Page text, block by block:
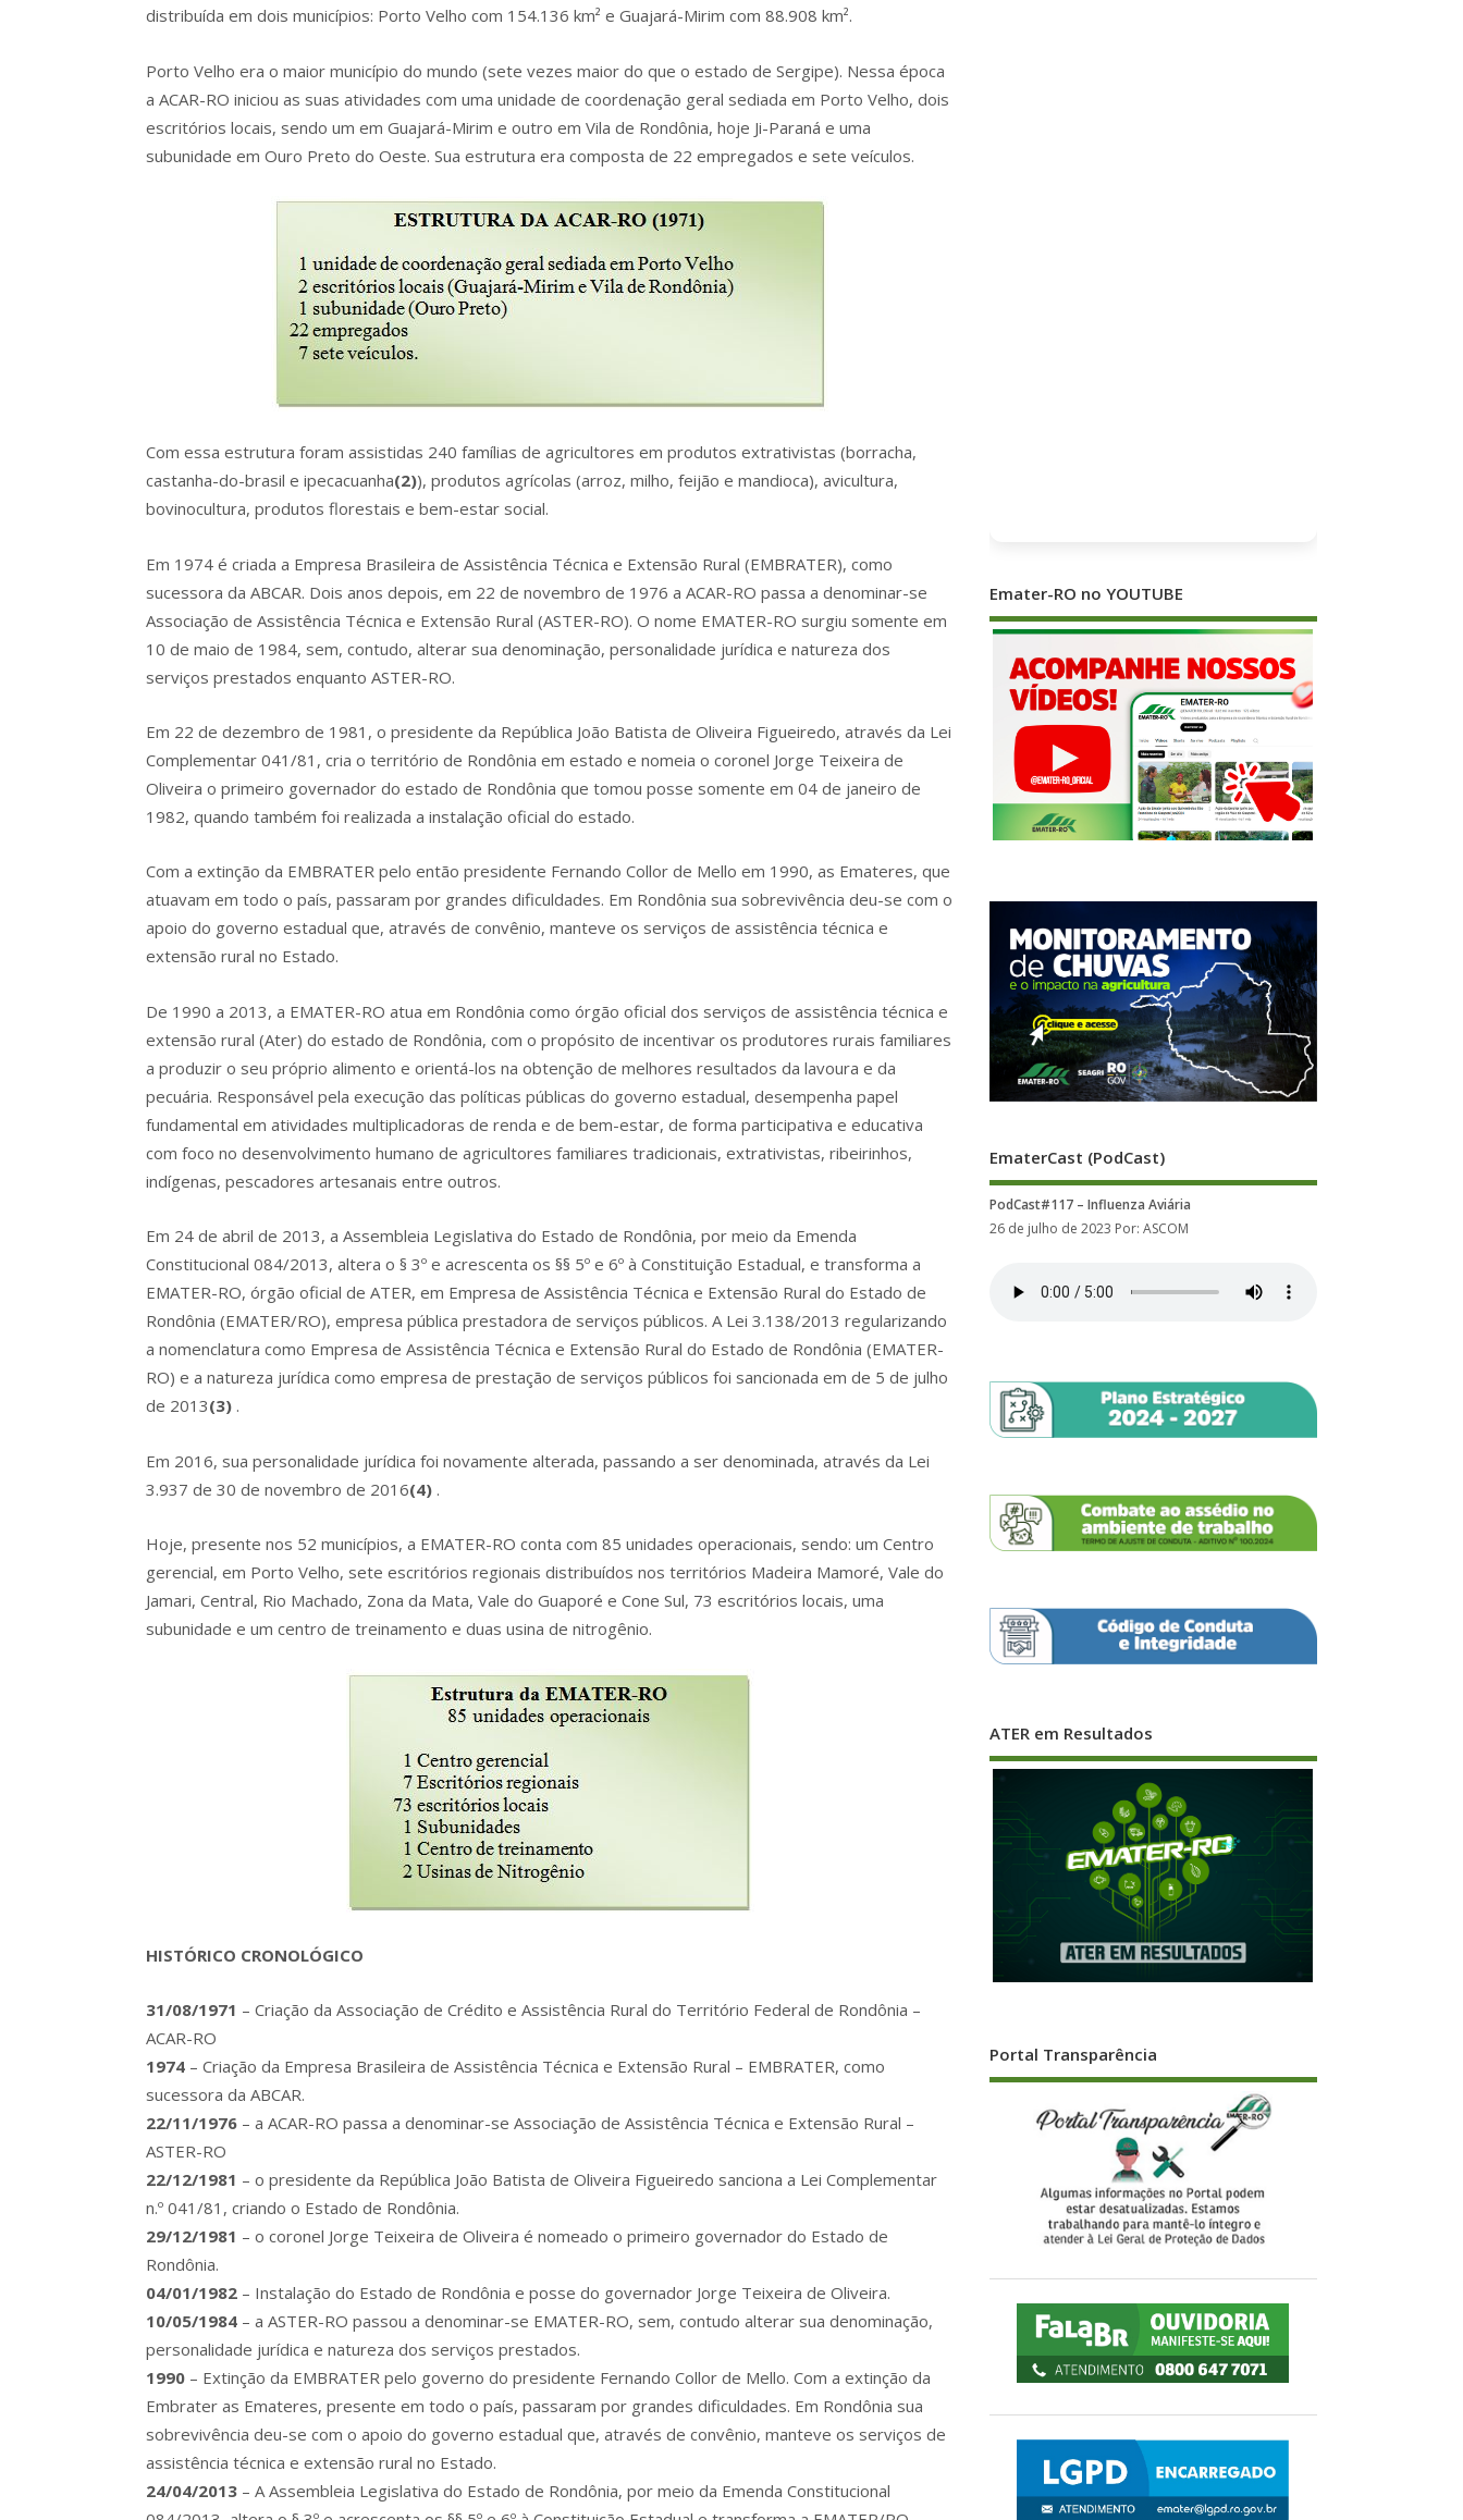
distribuída em dois municípios: Porto Velho com 154.136 km² e Guajará-Mirim com 88.908 km².
Porto Velho era o maior município do mundo (sete vezes maior do que o estado de Sergipe). Nessa época
a ACAR-RO iniciou as suas atividades com uma unidade de coordenação geral sediada em Porto Velho, dois
escritórios locais, sendo um em Guajará-Mirim e outro em Vila de Rondônia, hoje Ji-Paraná e uma
subunidade em Ouro Preto do Oeste. Sua estrutura era composta de 22 empregados e sete veículos.
Com essa estrutura foram assistidas 240 famílias de agricultores em produtos extrativistas (borracha,
castanha-do-brasil e ipecacuanha(2)), produtos agrícolas (arroz, milho, feijão e mandioca), avicultura,
bovinocultura, produtos florestais e bem-estar social.
Em 1974 é criada a Empresa Brasileira de Assistência Técnica e Extensão Rural (EMBRATER), como
sucessora da ABCAR. Dois anos depois, em 22 de novembro de 1976 a ACAR-RO passa a denominar-se
Associação de Assistência Técnica e Extensão Rural (ASTER-RO). O nome EMATER-RO surgiu somente em
10 de maio de 1984, sem, contudo, alterar sua denominação, personalidade jurídica e natureza dos
serviços prestados enquanto ASTER-RO.
Em 22 de dezembro de 1981, o presidente da República João Batista de Oliveira Figueiredo, através da Lei
Complementar 041/81, cria o território de Rondônia em estado e nomeia o coronel Jorge Teixeira de
Oliveira o primeiro governador do estado de Rondônia que tomou posse somente em 04 de janeiro de
1982, quando também foi realizada a instalação oficial do estado.
Com a extinção da EMBRATER pelo então presidente Fernando Collor de Mello em 1990, as Emateres, que
atuavam em todo o país, passaram por grandes dificuldades. Em Rondônia sua sobrevivência deu-se com o
apoio do governo estadual que, através de convênio, manteve os serviços de assistência técnica e
extensão rural no Estado.
De 1990 a 2013, a EMATER-RO atua em Rondônia como órgão oficial dos serviços de assistência técnica e
extensão rural (Ater) do estado de Rondônia, com o propósito de incentivar os produtores rurais familiares
a produzir o seu próprio alimento e orientá-los na obtenção de melhores resultados da lavoura e da
pecuária. Responsável pela execução das políticas públicas do governo estadual, desempenha papel
fundamental em atividades multiplicadoras de renda e de bem-estar, de forma participativa e educativa
com foco no desenvolvimento humano de agricultores familiares tradicionais, extrativistas, ribeirinhos,
indígenas, pescadores artesanais entre outros.
Em 24 de abril de 2013, a Assembleia Legislativa do Estado de Rondônia, por meio da Emenda
Constitucional 084/2013, altera o § 3º e acrescenta os §§ 5º e 6º à Constituição Estadual, e transforma a
EMATER-RO, órgão oficial de ATER, em Empresa de Assistência Técnica e Extensão Rural do Estado de
Rondônia (EMATER/RO), empresa pública prestadora de serviços públicos. A Lei 3.138/2013 regularizando
a nomenclatura como Empresa de Assistência Técnica e Extensão Rural do Estado de Rondônia (EMATER-
RO) e a natureza jurídica como empresa de prestação de serviços públicos foi sancionada em de 5 de julho
de 2013(3) .
Em 2016, sua personalidade jurídica foi novamente alterada, passando a ser denominada, através da Lei
3.937 de 30 de novembro de 2016(4) .
Hoje, presente nos 52 municípios, a EMATER-RO conta com 85 unidades operacionais, sendo: um Centro
gerencial, em Porto Velho, sete escritórios regionais distribuídos nos territórios Madeira Mamoré, Vale do
Jamari, Central, Rio Machado, Zona da Mata, Vale do Guaporé e Cone Sul, 73 escritórios locais, uma
subunidade e um centro de treinamento e duas usina de nitrogênio.
HISTÓRICO CRONOLÓGICO
31/08/1971 – Criação da Associação de Crédito e Assistência Rural do Território Federal de Rondônia –
ACAR-RO
1974 – Criação da Empresa Brasileira de Assistência Técnica e Extensão Rural – EMBRATER, como
sucessora da ABCAR.
22/11/1976 – a ACAR-RO passa a denominar-se Associação de Assistência Técnica e Extensão Rural –
ASTER-RO
22/12/1981 – o presidente da República João Batista de Oliveira Figueiredo sanciona a Lei Complementar
n.º 041/81, criando o Estado de Rondônia.
29/12/1981 – o coronel Jorge Teixeira de Oliveira é nomeado o primeiro governador do Estado de
Rondônia.
04/01/1982 – Instalação do Estado de Rondônia e posse do governador Jorge Teixeira de Oliveira.
10/05/1984 – a ASTER-RO passou a denominar-se EMATER-RO, sem, contudo alterar sua denominação,
personalidade jurídica e natureza dos serviços prestados.
1990 – Extinção da EMBRATER pelo governo do presidente Fernando Collor de Mello. Com a extinção da
Embrater as Emateres, presente em todo o país, passaram por grandes dificuldades. Em Rondônia sua
sobrevivência deu-se com o apoio do governo estadual que, através de convênio, manteve os serviços de
assistência técnica e extensão rural no Estado.
24/04/2013 – A Assembleia Legislativa do Estado de Rondônia, por meio da Emenda Constitucional
Emater-RO no YOUTUBE
EmaterCast (PodCast)
PodCast#117 – Influenza Aviária
26 de julho de 2023 Por: ASCOM
ATER em Resultados
Portal Transparência